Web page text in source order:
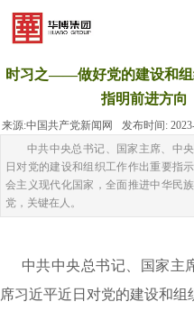
时习之——做好党的建设和组
指明前进方向
来源:中国共产党新闻网 发布时间:
中共中央总书记、国家主席、中
日对党的建设和组织工作作出重要指
会主义现代化国家，全面推进中华民
党，关键在人。
中共中央总书记、国家主
席习近平近日对党的建设和组